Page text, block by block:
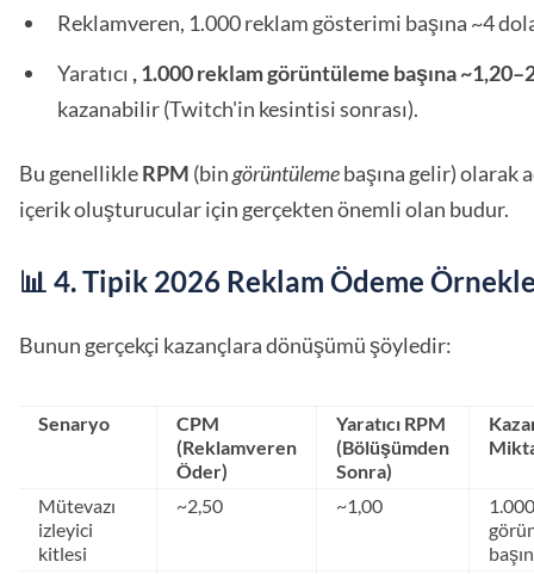
Reklamveren, 1.000 reklam gösterimi başına ~4
Yaratıcı , 1.000 reklam görüntüleme başına
kazanabilir (Twitch'in kesintisi sonrası).
Bu genellikleRPM (bingörüntülemebaşına gelir) olarak
içerik oluşturucular için gerçekten önemli olan budur.
📊 4. Tipik 2026 Reklam Ödeme
Bunun gerçekçi kazançlara dönüşümü şöyledir:
Senaryo
CPM
(Reklamveren
Öder)
Yaratıcı RPM
(Bölüşümden
Sonra)
Mütevazı
izleyici
kitlesi
~2,50 ~1,00